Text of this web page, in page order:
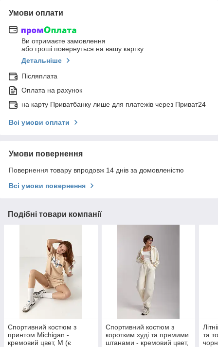
Умови оплати
Ви отримаєте замовлення
або гроші повернуться на вашу картку
Детальніше
Післяплата
Оплата на рахунок
на карту Приватбанку лише для платежів через Приват24
Всі умови оплати
Умови повернення
Повернення товару впродовж 14 днів за домовленістю
Всі умови повернення
Подібні товари компанії
Спортивний костюм з
принтом Michigan -
кремовий цвет, M (є
Спортивний костюм з
коротким худі та прямими
штанами - кремовий цвет,
та